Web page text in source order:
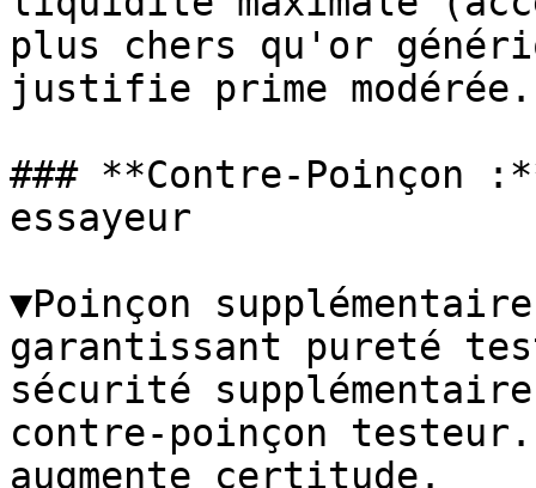
plus chers qu'or
justifie prime modérée.
### **Contre-Poinçon
essayeur
▼Poinçon
garantissant pureté
sécurité
contre-poinçon
augmente certitude.